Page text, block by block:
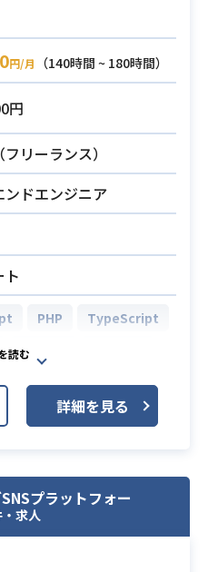
ム運営への影響を判断で
リテラシー
模のチームに対するPM経
て向けサービスを展開
業会社において、
Goなどのモダンな環境
スするプロジェクトで
しながら、機能改善・
術的意思決定をリード
価値向上を図っていた
を担っていただく想定で
前提とした設計、実装、
ロイ、運用の推進
ド（品質とスピードの
円/月
（140時間 ~ 180時間）
円
リーランス）
ンドエンジニア
ト
PHP
TypeScript
Laravel
Web Services)
Docker
GitHub
配信プラットフォーム
サービスの新規機能追
既存システムの改修お
詳細を見る
プラットフォー
求人